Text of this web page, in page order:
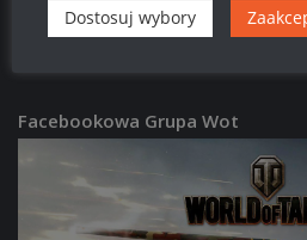
15:59, 29 CZERWCA 2026
Facebookowa Grupa Wot
Dostosuj wybory